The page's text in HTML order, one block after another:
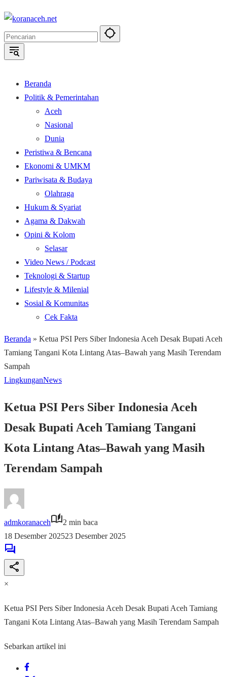
Langsung
konten
Beranda
Politik & Pemerintahan
Aceh
Nasional
Dunia
Peristiwa & Bencana
Ekonomi & UMKM
Pariwisata & Budaya
Olahraga
Hukum & Syariat
Agama & Dakwah
Opini & Kolom
Selasar
Video News / Podcast
Teknologi & Startup
Lifestyle & Milenial
Sosial & Komunitas
Cek Fakta
Beranda » Ketua PSI Pers Siber Indonesia Aceh Desak Bupati Aceh
Tamiang Tangani Kota Lintang Atas–Bawah yang Masih Terendam
Sampah
LingkunganNews
Ketua PSI Pers Siber Indonesia Aceh
Desak Bupati Aceh Tamiang Tangani
Kota Lintang Atas–Bawah yang Masih
Terendam Sampah
admkoranaceh
2 min baca
18 Desember 202523 Desember 2025
×
Ketua PSI Pers Siber Indonesia Aceh Desak Bupati Aceh Tamiang
Tangani Kota Lintang Atas–Bawah yang Masih Terendam Sampah
Sebarkan artikel ini